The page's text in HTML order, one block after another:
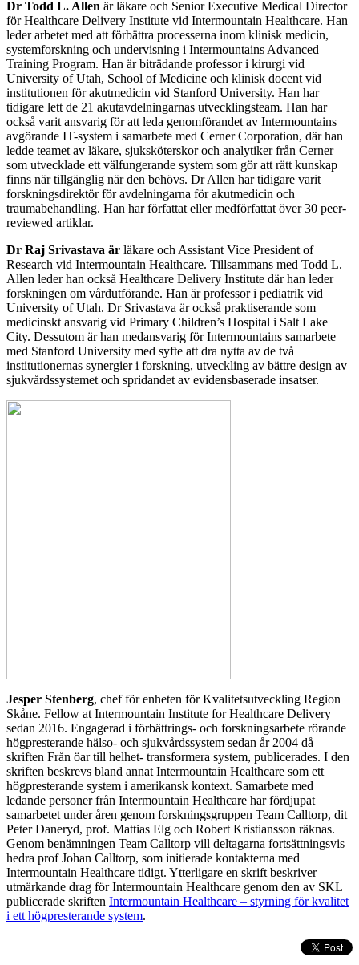
Dr Todd L. Allen är läkare och Senior Executive Medical Director
för Healthcare Delivery Institute vid Intermountain Healthcare. Han
leder arbetet med att förbättra processerna inom klinisk medicin,
systemforskning och undervisning i Intermountains Advanced
Training Program. Han är biträdande professor i kirurgi vid
University of Utah, School of Medicine och klinisk docent vid
institutionen för akutmedicin vid Stanford University. Han har
tidigare lett de 21 akutavdelningarnas utvecklingsteam. Han har
också varit ansvarig för att leda genomförandet av Intermountains
avgörande IT-system i samarbete med Cerner Corporation, där han
ledde teamet av läkare, sjuksköterskor och analytiker från Cerner
som utvecklade ett välfungerande system som gör att rätt kunskap
finns när tillgänglig när den behövs. Dr Allen har tidigare varit
forskningsdirektör för avdelningarna för akutmedicin och
traumabehandling. Han har författat eller medförfattat över 30 peer-
reviewed artiklar.
Dr Raj Srivastava är läkare och Assistant Vice President of
Research vid Intermountain Healthcare. Tillsammans med Todd L.
Allen leder han också Healthcare Delivery Institute där han leder
forskningen om vårdutförande. Han är professor i pediatrik vid
University of Utah. Dr Srivastava är också praktiserande som
medicinskt ansvarig vid Primary Children’s Hospital i Salt Lake
City. Dessutom är han medansvarig för Intermountains samarbete
med Stanford University med syfte att dra nytta av de två
institutionernas synergier i forskning, utveckling av bättre design av
sjukvårdssystemet och spridandet av evidensbaserade insatser.
Jesper Stenberg, chef för enheten för Kvalitetsutveckling Region
Skåne. Fellow at Intermountain Institute for Healthcare Delivery
sedan 2016. Engagerad i förbättrings- och forskningsarbete rörande
högpresterande hälso- och sjukvårdssystem sedan år 2004 då
skriften Från öar till helhet- transformera system, publicerades. I den
skriften beskrevs bland annat Intermountain Healthcare som ett
högpresterande system i amerikansk kontext. Samarbete med
ledande personer från Intermountain Healthcare har fördjupat
samarbetet under åren genom forskningsgruppen Team Calltorp, dit
Peter Daneryd, prof. Mattias Elg och Robert Kristiansson räknas.
Genom benämningen Team Calltorp vill deltagarna fortsättningsvis
hedra prof Johan Calltorp, som initierade kontakterna med
Intermountain Healthcare tidigt. Ytterligare en skrift beskriver
utmärkande drag för Intermountain Healthcare genom den av SKL
publicerade skriften Intermountain Healthcare – styrning för kvalitet
i ett högpresterande system.